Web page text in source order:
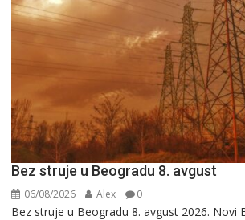
Bez struje u Beogradu 8. avgust
06/08/2026 Alex 0
Bez struje u Beogradu 8. avgust 2026. Novi